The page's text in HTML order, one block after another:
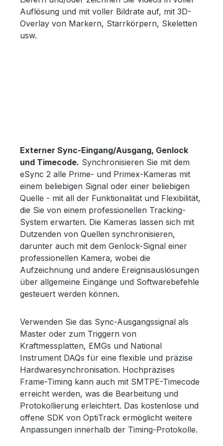
Auflösung und mit voller Bildrate auf, mit 3D-
Overlay von Markern, Starrkörpern, Skeletten
usw.
Externer Sync-Eingang/Ausgang, Genlock
und Timecode. Synchronisieren Sie mit dem
eSync 2 alle Prime- und Primex-Kameras mit
einem beliebigen Signal oder einer beliebigen
Quelle - mit all der Funktionalität und Flexibilität,
die Sie von einem professionellen Tracking-
System erwarten. Die Kameras lassen sich mit
Dutzenden von Quellen synchronisieren,
darunter auch mit dem Genlock-Signal einer
professionellen Kamera, wobei die
Aufzeichnung und andere Ereignisauslösungen
über allgemeine Eingänge und Softwarebefehle
gesteuert werden können.
Verwenden Sie das Sync-Ausgangssignal als
Master oder zum Triggern von
Kraftmessplatten, EMGs und National
Instrument DAQs für eine flexible und präzise
Hardwaresynchronisation. Hochpräzises
Frame-Timing kann auch mit SMTPE-Timecode
erreicht werden, was die Bearbeitung und
Protokollierung erleichtert. Das kostenlose und
offene SDK von OptiTrack ermöglicht weitere
Anpassungen innerhalb der Timing-Protokolle.